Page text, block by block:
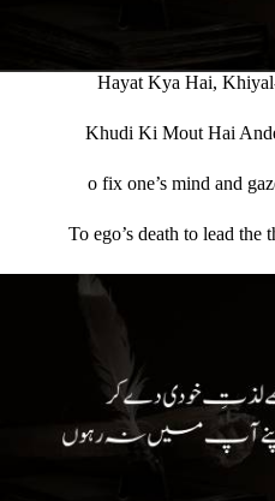
Hayat Kya Hai,
Khudi Ki Mout Hai
o fix one’s mind and
To ego’s death to lead the